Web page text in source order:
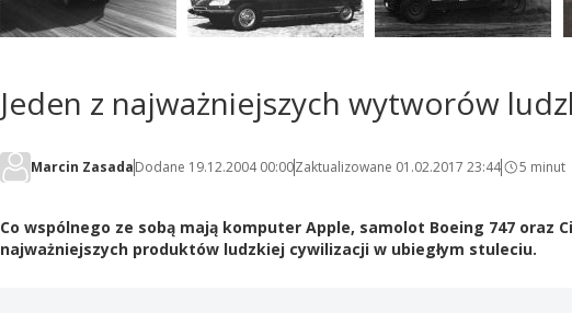
Jeden z najważniejszych wytworów
Marcin ZasadaDodane 19.12.2004 00:00Zaktualizowane 01.02.2017 23:44 5 minut
Co wspólnego ze sobą mają komputer Apple, samolot Boeing 747 oraz
najważniejszych produktów ludzkiej cywilizacji w ubiegłym stuleciu.